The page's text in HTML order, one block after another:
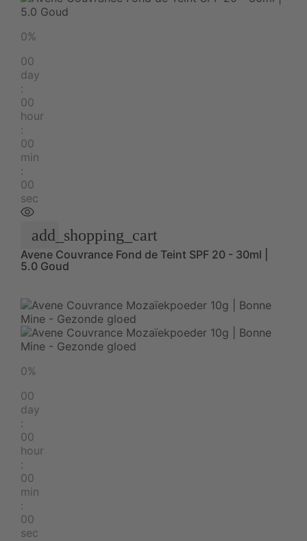
0%
00
day
:
00
hour
:
00
min
:
00
sec
add_shopping_cart
Avene Couvrance Fond de Teint SPF 20 - 30ml |
5.0 Goud
0%
00
day
:
00
hour
:
00
min
:
00
sec